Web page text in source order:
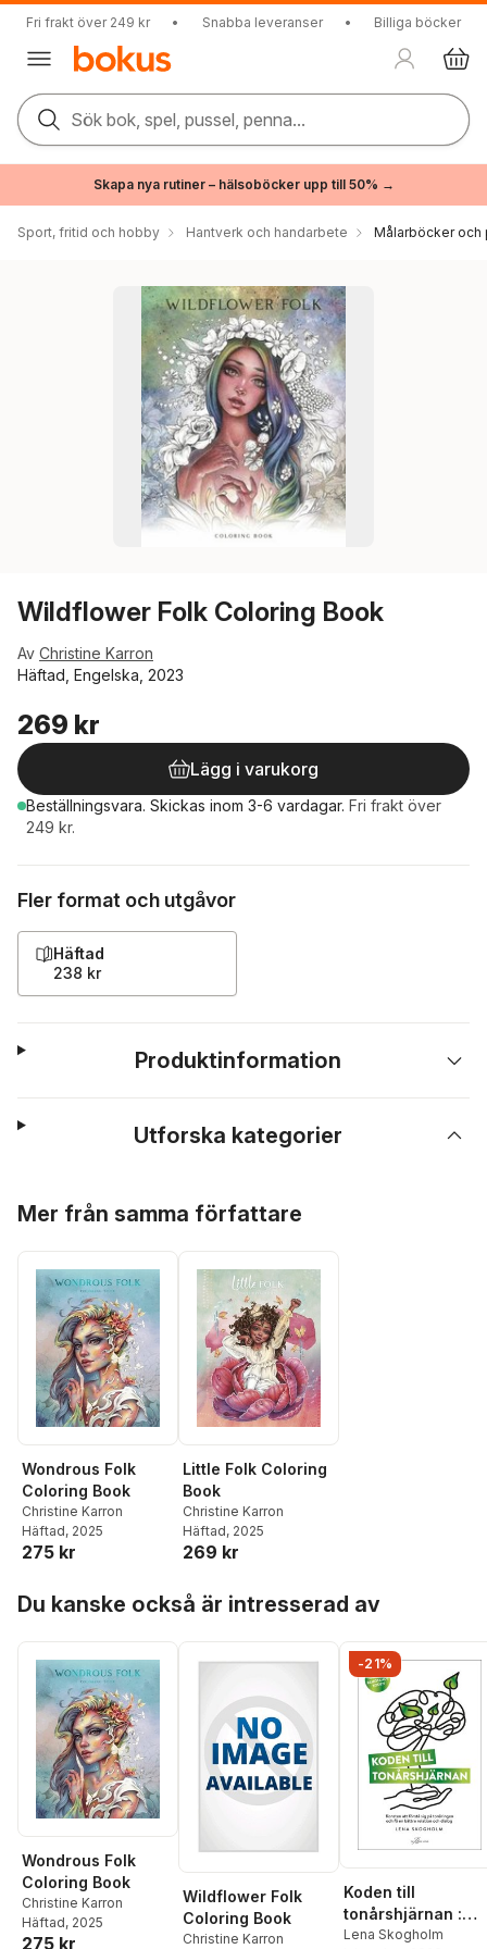
Fri frakt över 249 kr • Snabba leveranser • Billiga böcker
Sök bok, spel, pussel, penna...
Skapa nya rutiner – hälsoböcker upp till 50% →
Sport, fritid och hobby Hantverk och handarbete Målarböcker
Wildflower Folk Coloring Book
Av Christine Karron
Häftad, Engelska, 2023
269 kr
Lägg i varukorg
Beställningsvara. Skickas inom 3-6 vardagar. Fri frakt över
249 kr.
Fler format och utgåvor
Häftad
238 kr
Produktinformation
Utforska kategorier
Mer från samma författare
Wondrous Folk
Coloring Book
Christine Karron
Häftad, 2025
275 kr
Little Folk Coloring
Book
Christine Karron
Häftad, 2025
269 kr
Du kanske också är intresserad av
Wondrous Folk
Coloring Book
Christine Karron
Häftad, 2025
275 kr
Wildflower Folk
Coloring Book
Christine Karron
-21%
Koden till
tonårshjärnan :
konsten att förstå
Lena Skogholm